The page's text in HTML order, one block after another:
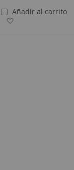
Añadir al carrito